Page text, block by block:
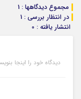
مجموع دیدگاهها : 1
در انتظار بررسی : 1
انتشار یافته : 0
دیدگاه خود را اینجا